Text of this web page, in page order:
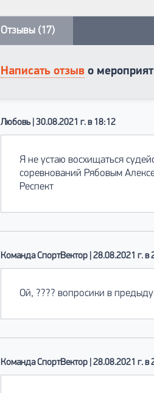
Отзывы (17)
Написать отзыв о
Любовь | 30.08.2021 г. в 18:12
Я не устаю восхищаться
соревнований Рябовым
Респект
Команда СпортВектор | 28.08.2021 г. в
Ой, ???? вопросики в
Команда СпортВектор | 28.08.2021 г. в